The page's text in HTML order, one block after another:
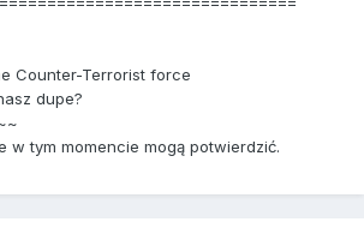
Counter-Terrorist force
dupe?
w tym momencie mogą potwierdzić.